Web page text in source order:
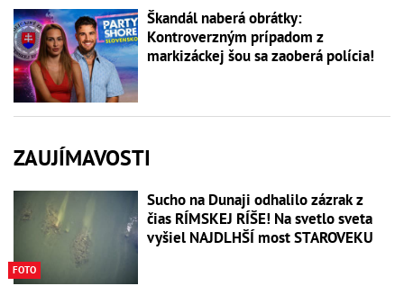
Škandál naberá obrátky:
Kontroverzným prípadom z
markizáckej šou sa zaoberá polícia!
ZAUJÍMAVOSTI
FOTO
Sucho na Dunaji odhalilo zázrak z
čias RÍMSKEJ RÍŠE! Na svetlo sveta
vyšiel NAJDLHŠÍ most STAROVEKU